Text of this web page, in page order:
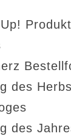
Up!
des
des